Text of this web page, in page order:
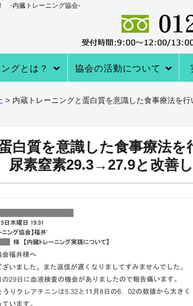
-内臓トレーニング協会-
グとは？ 協会の活動について
> 内蔵トレーニングと蛋白質を意識した食事療法を
白質を意識した食事療法を
素窒素29.3→27.9と改善し